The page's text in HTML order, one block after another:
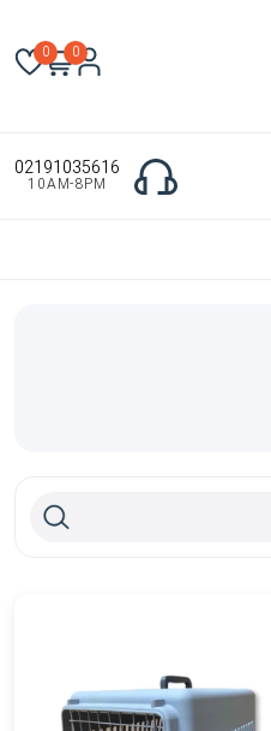
0
0
02191035616
10AM-8PM